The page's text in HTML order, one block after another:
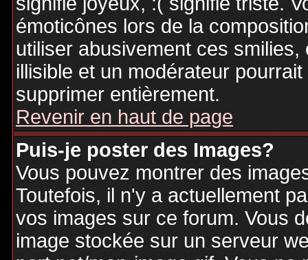
émoticônes lors de la
utiliser abusivement ces
illisible et un modérateur
supprimer entièrement.
Revenir en haut de page
Puis-je poster des Images?
Vous pouvez montrer des
Toutefois, il n'y a actuellement
vos images sur ce forum. Vous
image stockée sur un serveur